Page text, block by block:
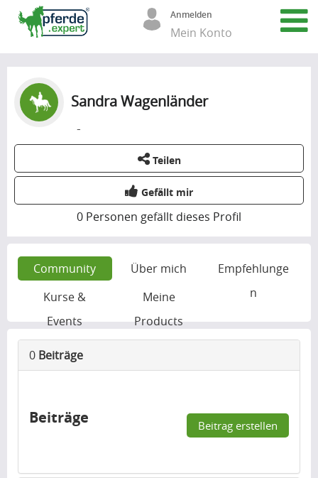
Anmelden
Mein Konto
Sandra Wagenländer
-
Teilen
Gefällt mir
0 Personen gefällt dieses Profil
Community Über mich
Empfehlunge
n
Kurse &
Events
Meine
Products
0 Beiträge
Beiträge Beitrag erstellen